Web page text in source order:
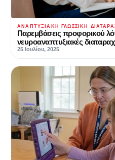
ΑΝΑΠΤΥΞΙΑΚΉ ΓΛΩΣΣΙΚΉ
Παρεμβάσεις προφορικού
νευροαναπτυξιακές
25 Ιουλίου, 2025